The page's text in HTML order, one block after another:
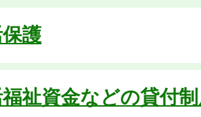
護
祉資金などの貸付